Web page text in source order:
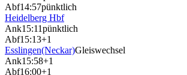
Abf14:57pünktlich
Heidelberg Hbf
Ank15:11pünktlich
Abf15:13+1
Esslingen(Neckar)Gleiswechsel
Ank15:58+1
Abf16:00+1